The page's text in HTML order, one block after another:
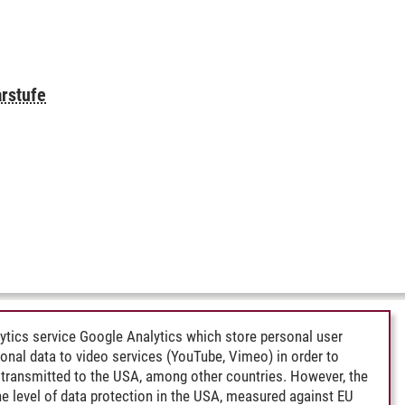
service Google Analytics which store personal user
data to video services (YouTube, Vimeo) in order to
to the USA, among other countries. However, the
level of data protection in the USA, measured against EU